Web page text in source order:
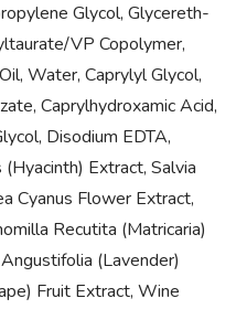
Glycol, Glycereth-
VP Copolymer,
Water, Caprylyl Glycol,
Caprylhydroxamic Acid,
Disodium EDTA,
Extract, Salvia
Cyanus Flower Extract,
Recutita (Matricaria)
(Lavender)
Fruit Extract, Wine